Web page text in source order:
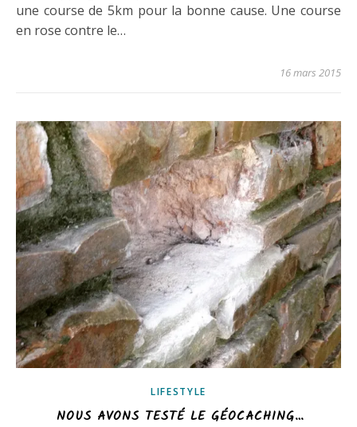
une course de 5km pour la bonne cause. Une course
en rose contre le…
16 mars 2015
LIFESTYLE
NOUS AVONS TESTÉ LE GÉOCACHING…